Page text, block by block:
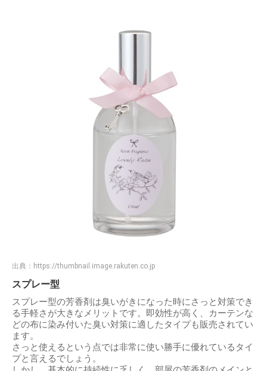
出典： https://thumbnail.image.rakuten.co.jp
スプレー型
スプレー型の芳香剤は臭いがきになった時にさっと対策でき
る手軽さが大きなメリットです。即効性が高く、カーテンな
どの布に染み付いた臭い対策に適したタイプも販売されてい
ます。
さっと使えるという点では非常に使い勝手に優れているタイ
プと言えるでしょう。